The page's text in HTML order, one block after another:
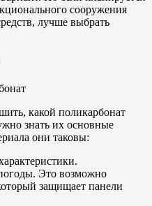
сооружения
лучше выбрать
какой поликарбонат
знать их основные
они таковы:
Это возможно
защищает панели